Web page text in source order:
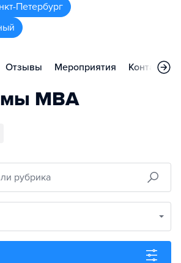
Петербург
Отзывы Мероприятия Контакты
MBA
рубрика